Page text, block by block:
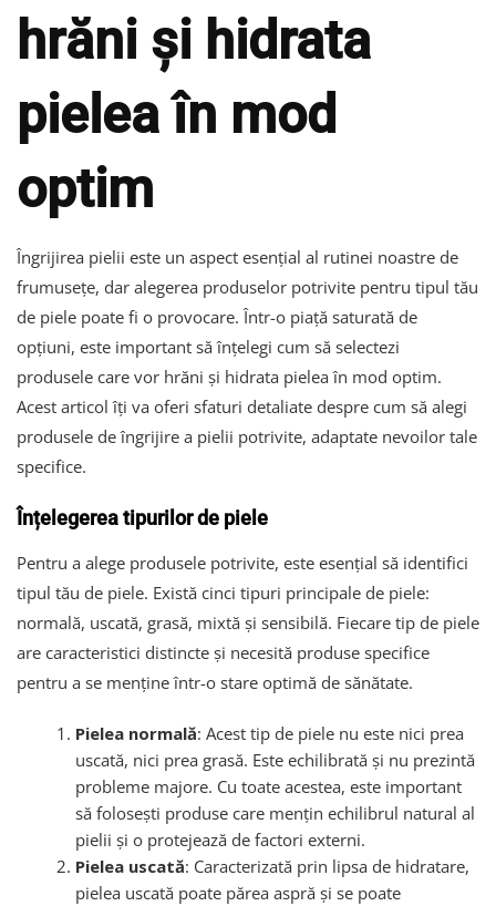
hrăni și hidrata
pielea în mod
optim
Îngrijirea pielii este un aspect esențial al rutinei noastre de
frumusețe, dar alegerea produselor potrivite pentru tipul tău
de piele poate fi o provocare. Într-o piață saturată de
opțiuni, este important să înțelegi cum să selectezi
produsele care vor hrăni și hidrata pielea în mod optim.
Acest articol îți va oferi sfaturi detaliate despre cum să alegi
produsele de îngrijire a pielii potrivite, adaptate nevoilor tale
specifice.
Înțelegerea tipurilor de piele
Pentru a alege produsele potrivite, este esențial să identifici
tipul tău de piele. Există cinci tipuri principale de piele:
normală, uscată, grasă, mixtă și sensibilă. Fiecare tip de piele
are caracteristici distincte și necesită produse specifice
pentru a se menține într-o stare optimă de sănătate.
Pielea normală: Acest tip de piele nu este nici prea
uscată, nici prea grasă. Este echilibrată și nu prezintă
probleme majore. Cu toate acestea, este important
să folosești produse care mențin echilibrul natural al
pielii și o protejează de factori externi.
Pielea uscată: Caracterizată prin lipsa de hidratare,
pielea uscată poate părea aspră și se poate